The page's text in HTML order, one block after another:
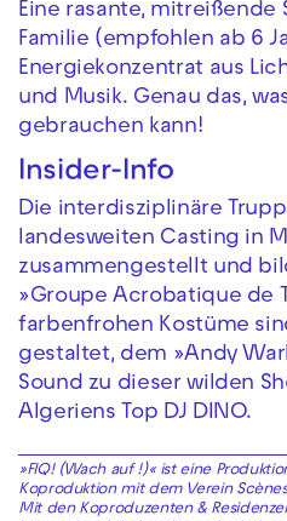
Eine rasante, mitreißende
Familie (empfohlen ab 6
Energiekonzentrat aus
und Musik. Genau das,
gebrauchen kann!
Insider-Info
Die interdisziplinäre
landesweiten Casting in
zusammengestellt und
»Groupe Acrobatique de
farbenfrohen Kostüme
gestaltet, dem »Andy
Sound zu dieser wilden
Algeriens Top DJ DINO.
»FIQ! (Wach auf !)« ist eine
Koproduktion mit dem Verein
Mit den Koproduzenten &